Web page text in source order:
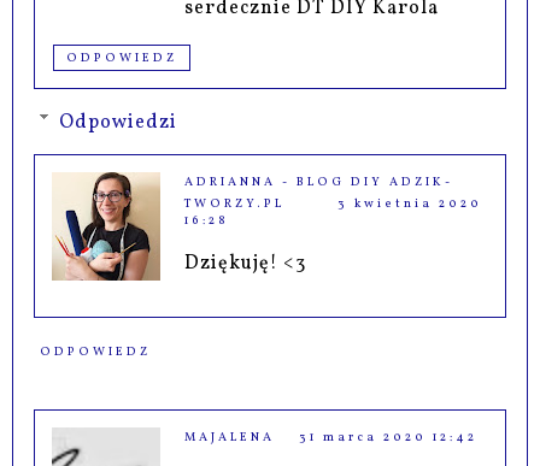
serdecznie DT DIY Karola
ODPOWIEDZ
Odpowiedzi
ADRIANNA - BLOG DIY ADZIK-
TWORZY.PL
3 kwietnia 2020
16:28
Dziękuję! <3
ODPOWIEDZ
MAJALENA 31 marca 2020 12:42